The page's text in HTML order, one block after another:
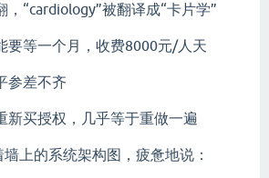
，“cardiology”被翻译成“卡片学”
要等一个月，收费8000元/人天
参差不齐
新买授权，几乎等于重做一遍
上的系统架构图，疲惫地说：